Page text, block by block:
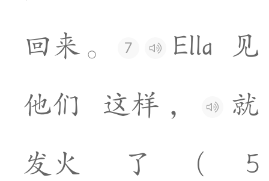
回来 。 7 Ella
见
他们 这样 ，
就
发 火 了 (
5